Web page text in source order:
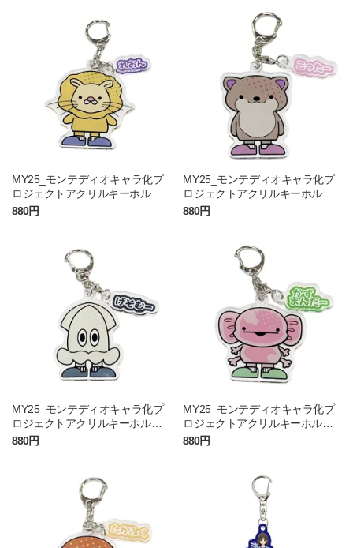
MY25_モンテディオキャラ化プ
ロジェクトアクリルキーホルダ
ー（れおん）
880円
MY25_モンテディオキャラ化プ
ロジェクトアクリルキーホルダ
ー（こったー）
880円
MY25_モンテディオキャラ化プ
ロジェクトアクリルキーホルダ
ー（げそむー）
880円
MY25_モンテディオキャラ化プ
ロジェクトアクリルキーホルダ
ー（かずまんだー）
880円